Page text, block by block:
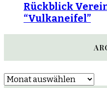
Rückblick
“Vulkaneifel”
Archiv